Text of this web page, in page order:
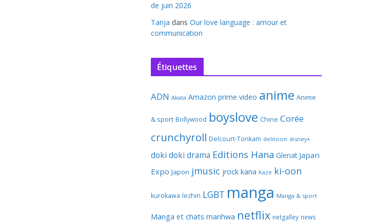
de juin 2026
Tanja dans Our love language : amour et
communication
Étiquettes
ADN Akata Amazon prime video anime Anime
& sport Bollywood boyslove Chine Corée
crunchyroll Delcourt-Tonkam delitoon disney+
doki doki drama Editions Hana Glenat Japan
Expo Japon jmusic jrock kana Kaze ki-oon
kurokawa lezhin LGBT manga Manga & sport
Manga et chats manhwa netflix netgalley news